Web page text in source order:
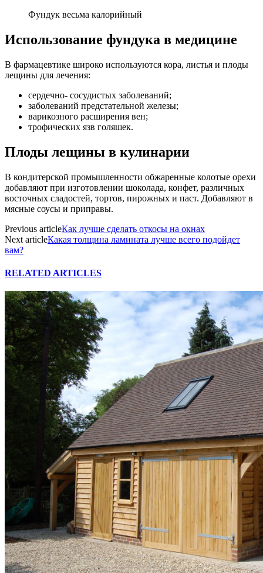
Фундук весьма калорийный
Использование фундука в медицине
В фармацевтике широко используются кора, листья и плоды
лещины для лечения:
сердечно- сосудистых заболеваний;
заболеваний предстательной железы;
варикозного расширения вен;
трофических язв голяшек.
Плоды лещины в кулинарии
В кондитерской промышленности обжаренные колотые орехи
добавляют при изготовлении шоколада, конфет, различных
восточных сладостей, тортов, пирожных и паст. Добавляют в
мясные соусы и приправы.
Previous articleКак лучше сделать откосы на окнах
Next articleКакая толщина ламината лучше всего подойдет
вам?
RELATED ARTICLES